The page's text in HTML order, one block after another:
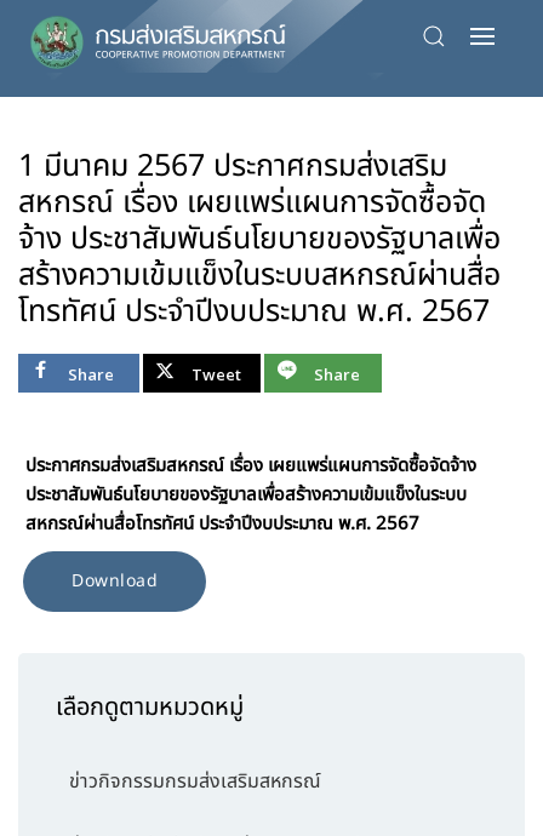
Skip
to
content
1 มีนาคม 2567 ประกาศกรมส่งเสริม
สหกรณ์ เรื่อง เผยแพร่แผนการจัดซื้อจัด
จ้าง ประชาสัมพันธ์นโยบายของรัฐบาลเพื่อ
สร้างความเข้มแข็งในระบบสหกรณ์ผ่านสื่อ
โทรทัศน์ ประจำปีงบประมาณ พ.ศ. 2567
Share Tweet Share
ประกาศกรมส่งเสริมสหกรณ์ เรื่อง เผยแพร่แผนการจัดซื้อจัดจ้าง
ประชาสัมพันธ์นโยบายของรัฐบาลเพื่อสร้างความเข้มแข็งในระบบ
สหกรณ์ผ่านสื่อโทรทัศน์ ประจำปีงบประมาณ พ.ศ. 2567
Download
เลือกดูตามหมวดหมู่
ข่าวกิจกรรมกรมส่งเสริมสหกรณ์